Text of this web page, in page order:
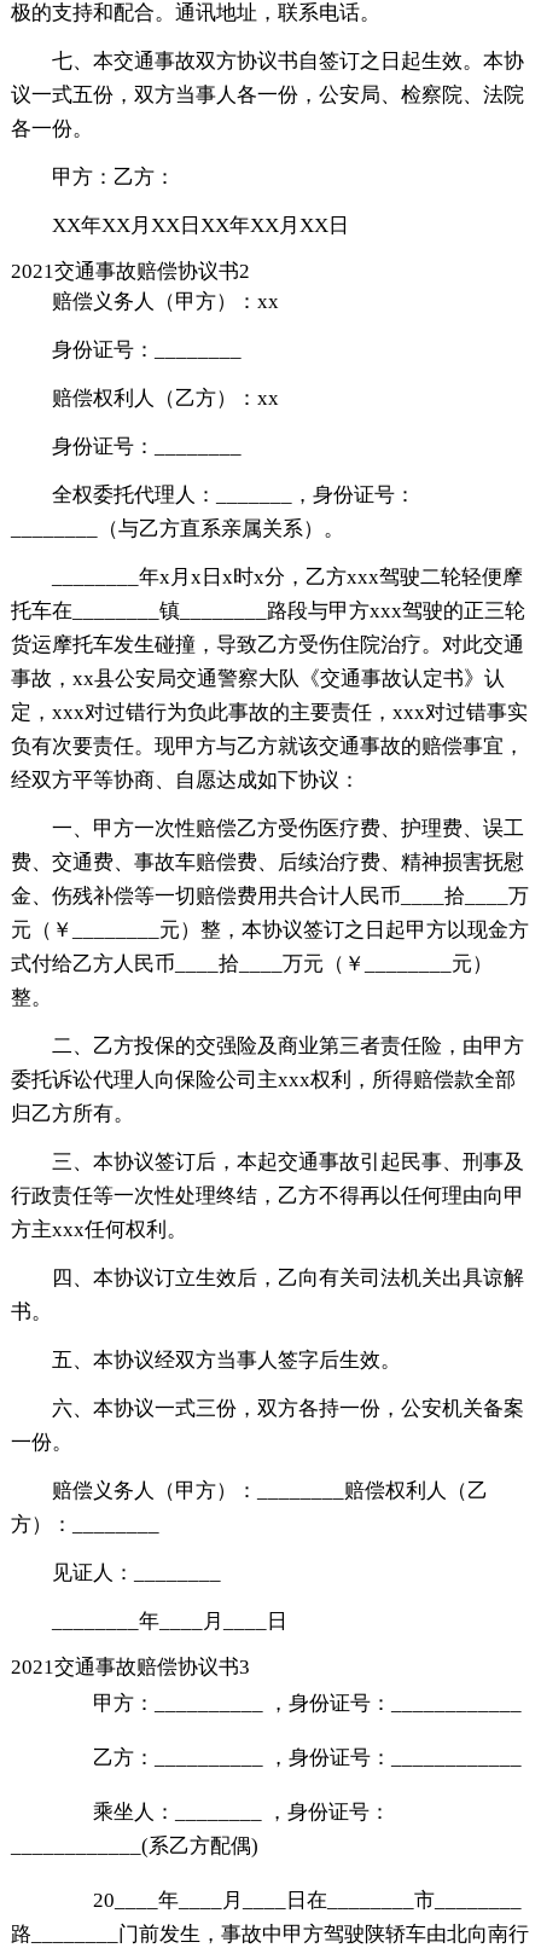
极的支持和配合。通讯地址，联系电话。
七、本交通事故双方协议书自签订之日起生效。本协
议一式五份，双方当事人各一份，公安局、检察院、法院
各一份。
甲方：乙方：
XX年XX月XX日XX年XX月XX日
2021交通事故赔偿协议书2
赔偿义务人（甲方）：xx
身份证号：________
赔偿权利人（乙方）：xx
身份证号：________
全权委托代理人：_______，身份证号：
________（与乙方直系亲属关系）。
________年x月x日x时x分，乙方xxx驾驶二轮轻便摩
托车在________镇________路段与甲方xxx驾驶的正三轮
货运摩托车发生碰撞，导致乙方受伤住院治疗。对此交通
事故，xx县公安局交通警察大队《交通事故认定书》认
定，xxx对过错行为负此事故的主要责任，xxx对过错事实
负有次要责任。现甲方与乙方就该交通事故的赔偿事宜，
经双方平等协商、自愿达成如下协议：
一、甲方一次性赔偿乙方受伤医疗费、护理费、误工
费、交通费、事故车赔偿费、后续治疗费、精神损害抚慰
金、伤残补偿等一切赔偿费用共合计人民币____拾____万
元（￥________元）整，本协议签订之日起甲方以现金方
式付给乙方人民币____拾____万元（￥________元）
整。
二、乙方投保的交强险及商业第三者责任险，由甲方
委托诉讼代理人向保险公司主xxx权利，所得赔偿款全部
归乙方所有。
三、本协议签订后，本起交通事故引起民事、刑事及
行政责任等一次性处理终结，乙方不得再以任何理由向甲
方主xxx任何权利。
四、本协议订立生效后，乙向有关司法机关出具谅解
书。
五、本协议经双方当事人签字后生效。
六、本协议一式三份，双方各持一份，公安机关备案
一份。
赔偿义务人（甲方）：________赔偿权利人（乙
方）：________
见证人：________
________年____月____日
2021交通事故赔偿协议书3
甲方：__________ ，身份证号：____________
乙方：__________ ，身份证号：____________
乘坐人：________ ，身份证号：
____________(系乙方配偶)
20____年____月____日在________市________
路________门前发生，事故中甲方驾驶陕轿车由北向南行